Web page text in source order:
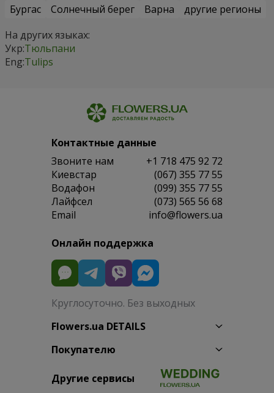
Бургас
Солнечный берег Варна
другие регионы
На других языках:
Укр:Тюльпани
Eng:Tulips
Контактные данные
Звоните нам
+1 718 475 92 72
Киевстар
(067) 355 77 55
Водафон
(099) 355 77 55
Лайфсел
(073) 565 56 68
Email
info@flowers.ua
Онлайн поддержка
Круглосуточно. Без выходных
Flowers.ua DETAILS
Покупателю
Другие сервисы